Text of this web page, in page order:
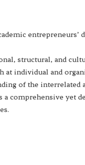
structural, and
at individual and
of the
a comprehensive yet